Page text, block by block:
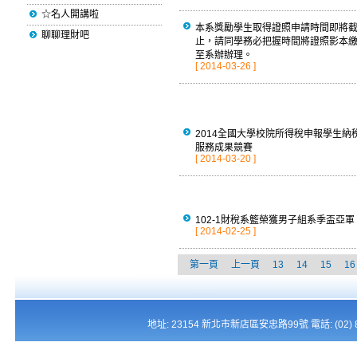
☆名人開講啦
聊聊理財吧
本系獎勵學生取得證照申請時間即將截
止，請同學務必把握時間將證照影本
至系辦辦理。
[ 2014-03-26 ]
2014全國大學校院所得稅申報學生納
服務成果競賽
[ 2014-03-20 ]
102-1財稅系籃榮獲男子組系季盃亞軍
[ 2014-02-25 ]
第一頁 上一頁 13 14 15 16
地址: 23154 新北市新店區安忠路99號 電話: